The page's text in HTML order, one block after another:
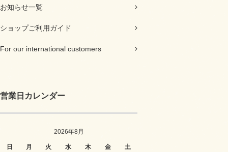
お知らせ一覧
ショップご利用ガイド
For our international customers
営業日カレンダー
2026年8月
日 月 火 水 木 金 土